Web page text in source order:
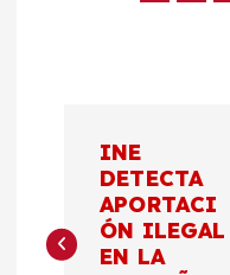
v
INE
DETECTA
APORTACI
ÓN ILEGAL
EN LA